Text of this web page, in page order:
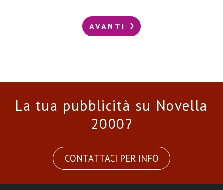
AVANTI
La tua pubblicità su Novella
2000?
CONTATTACI PER INFO